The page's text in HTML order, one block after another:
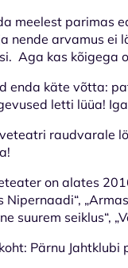
meelest parimas
nende arvamus ei
Aga kas kõigega
enda käte võtta:
letti lüüa!
raudvarale
on alates
Nipernaadi“,
suurem seiklus“,
Pärnu Jahtklubi